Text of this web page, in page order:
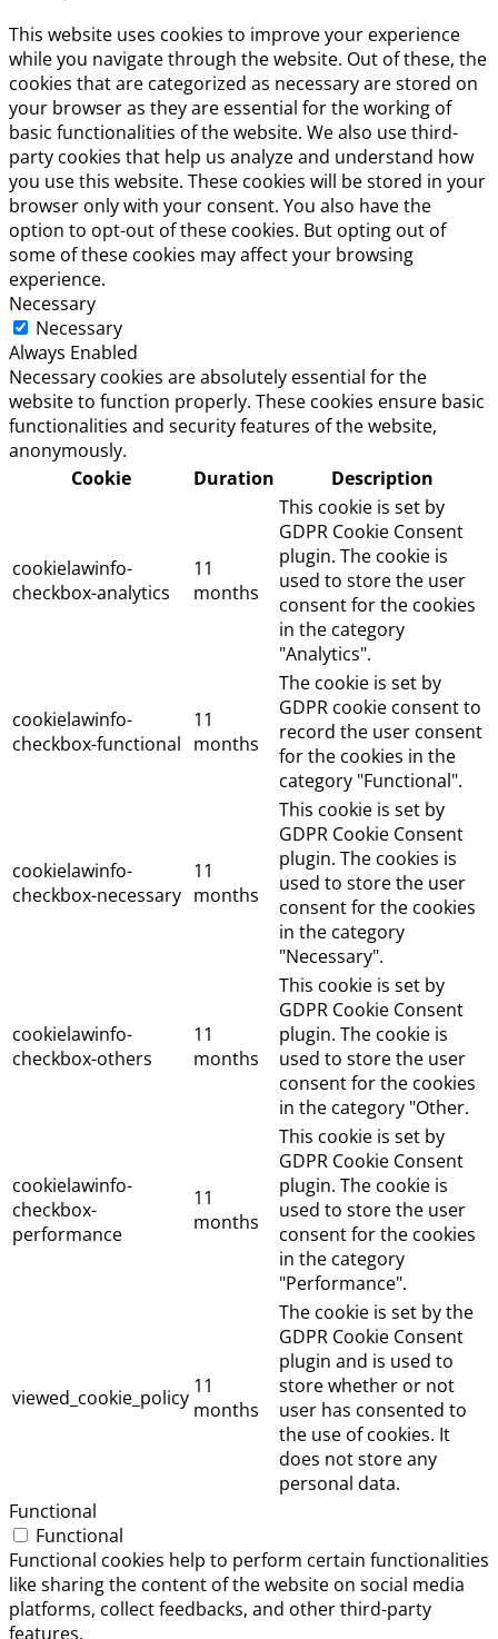
This website uses cookies to improve your experience
while you navigate through the website. Out of these, the
cookies that are categorized as necessary are stored on
your browser as they are essential for the working of
basic functionalities of the website. We also use third-
party cookies that help us analyze and understand how
you use this website. These cookies will be stored in your
browser only with your consent. You also have the
option to opt-out of these cookies. But opting out of
some of these cookies may affect your browsing
experience.
Necessary
Necessary
Always Enabled
Necessary cookies are absolutely essential for the
website to function properly. These cookies ensure basic
functionalities and security features of the website,
anonymously.
Cookie
Duration Description
cookielawinfo-
checkbox-analytics
11
months
This cookie is set by
GDPR Cookie Consent
plugin. The cookie is
used to store the user
consent for the cookies
in the category
"Analytics".
cookielawinfo-
checkbox-functional
11
months
The cookie is set by
GDPR cookie consent to
record the user consent
for the cookies in the
category "Functional".
cookielawinfo-
checkbox-necessary
11
months
This cookie is set by
GDPR Cookie Consent
plugin. The cookies is
used to store the user
consent for the cookies
in the category
"Necessary".
cookielawinfo-
checkbox-others
11
months
This cookie is set by
GDPR Cookie Consent
plugin. The cookie is
used to store the user
consent for the cookies
in the category "Other.
cookielawinfo-
checkbox-
performance
11
months
This cookie is set by
GDPR Cookie Consent
plugin. The cookie is
used to store the user
consent for the cookies
in the category
"Performance".
viewed_cookie_policy 11
months
The cookie is set by the
GDPR Cookie Consent
plugin and is used to
store whether or not
user has consented to
the use of cookies. It
does not store any
personal data.
Functional
Functional
Functional cookies help to perform certain functionalities
like sharing the content of the website on social media
platforms, collect feedbacks, and other third-party
features.